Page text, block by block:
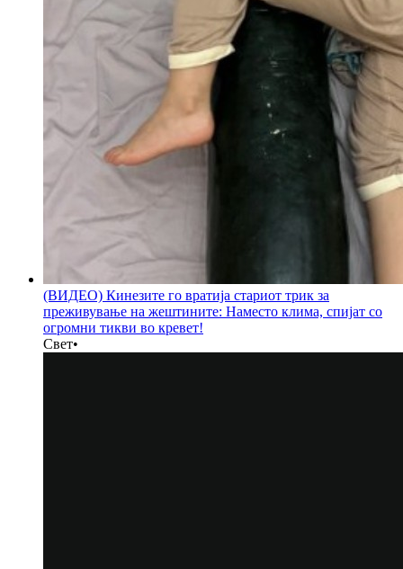
(ВИДЕО) Кинезите го вратија стариот трик за
преживување на жештините: Наместо клима, спијат со
огромни тикви во кревет!
Свет•